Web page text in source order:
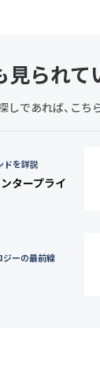
見られて
であれば、こち
ドを詳説
タープライ
ーの最前線